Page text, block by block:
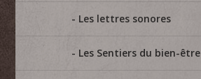
Les lettres sonores
Les Sentiers du bien-être